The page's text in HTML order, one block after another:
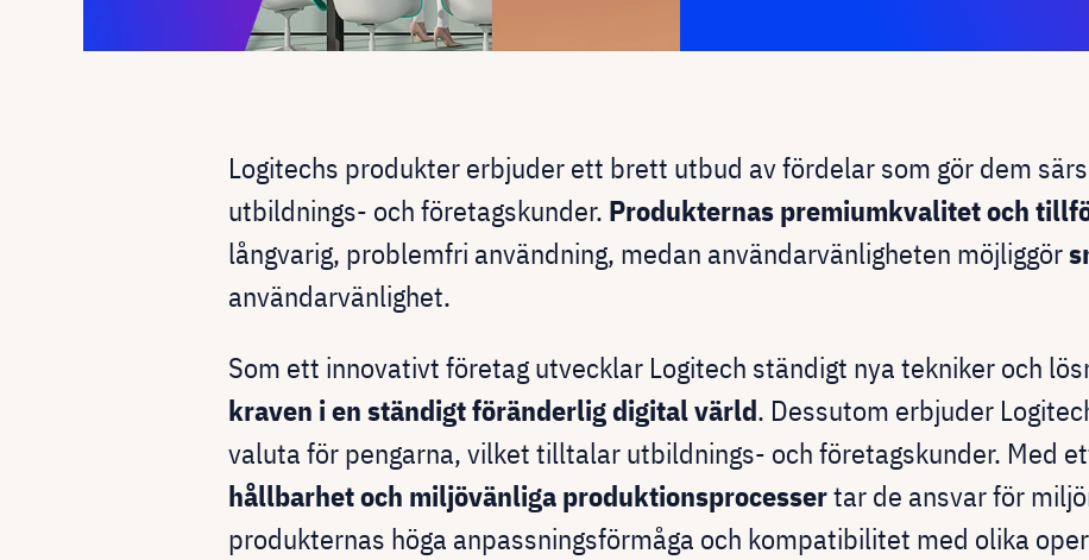
Logitechs produkter erbjuder ett brett utbud av fördelar som gör dem
utbildnings- och företagskunder. Produkternas premiumkvalitet och
långvarig, problemfri användning, medan användarvänligheten möjliggör
användarvänlighet.
Som ett innovativt företag utvecklar Logitech ständigt nya tekniker och
kraven i en ständigt föränderlig digital värld. Dessutom erbjuder
valuta för pengarna, vilket tilltalar utbildnings- och företagskunder. Med
hållbarhet och miljövänliga produktionsprocessertar de ansvar för
produkternas höga anpassningsförmåga och kompatibilitet med olika